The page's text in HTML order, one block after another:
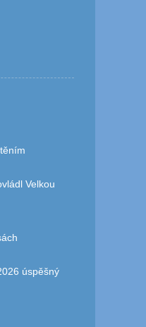
Velkou
úspěšný